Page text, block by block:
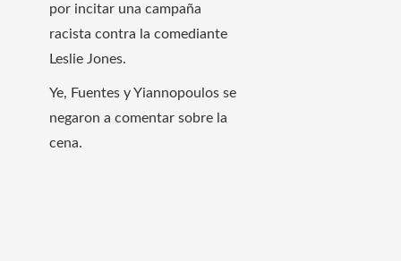
por incitar una campaña
racista contra la comediante
Leslie Jones.
Ye, Fuentes y Yiannopoulos se
negaron a comentar sobre la
cena.